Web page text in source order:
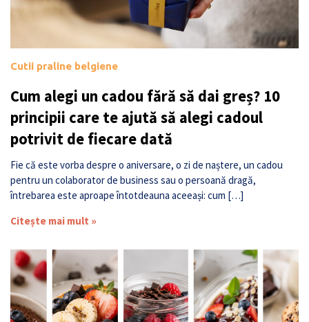
Cutii praline belgiene
Cum alegi un cadou fără să dai greș? 10
principii care te ajută să alegi cadoul
potrivit de fiecare dată
Fie că este vorba despre o aniversare, o zi de naștere, un cadou
pentru un colaborator de business sau o persoană dragă,
întrebarea este aproape întotdeauna aceeași: cum […]
Citește mai mult »